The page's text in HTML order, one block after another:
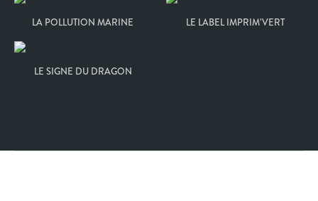
LA POLLUTION MARINE LE LABEL IMPRIM’VERT
LE SIGNE DU DRAGON